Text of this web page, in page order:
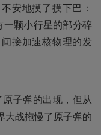
安地摸了摸下巴：
颗小行星的部分碎
接加速核物理的发
子弹的出现，但从
大战拖慢了原子弹的